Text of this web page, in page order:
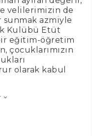
velilerimizin de
sunmak azmiyle
Kulübü Etüt
eğitim-öğretim
çocuklarımızın
olarak kabul